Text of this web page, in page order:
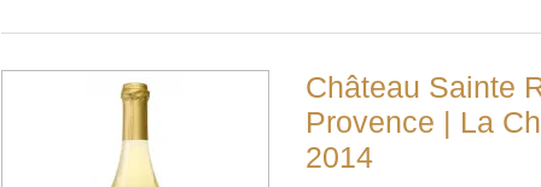
Château Sainte
Provence | La
2014